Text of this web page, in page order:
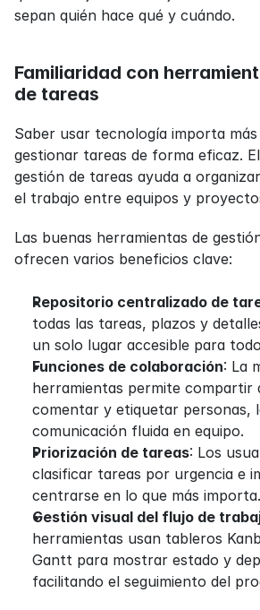
sepan quién hace qué y cuándo.
Familiaridad con
de tareas
Saber usar tecnología importa
gestionar tareas de forma eficaz.
gestión de tareas ayuda a
el trabajo entre equipos y
Las buenas herramientas de
ofrecen varios beneficios clave:
Repositorio centralizado de
todas las tareas, plazos y
un solo lugar accesible para
Funciones de colaboración: La
herramientas permite compartir
comentar y etiquetar personas,
comunicación fluida en equipo.
Priorización de tareas: Los
clasificar tareas por urgencia e
centrarse en lo que más importa.
Gestión visual del flujo de
herramientas usan tableros
Gantt para mostrar estado y
facilitando el seguimiento del